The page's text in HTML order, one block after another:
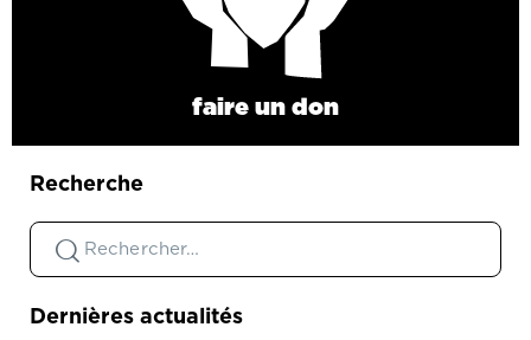
faire un don
Recherche
Dernières actualités